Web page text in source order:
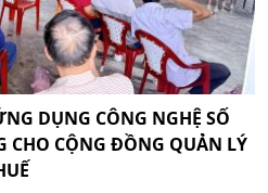
DỤNG CÔNG NGHỆ SỐ
CHO CỘNG ĐỒNG QUẢN LÝ